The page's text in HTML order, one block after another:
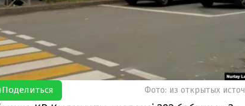
Поделиться Фото: из открытых